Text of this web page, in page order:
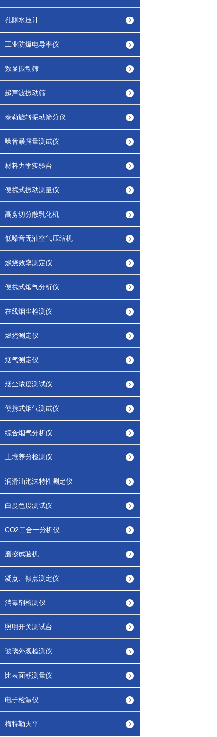
孔隙水压计
工业防爆电导率仪
数显振动筛
超声波振动筛
泰勒旋转振动筛分仪
噪音暴露量测试仪
材料力学实验台
便携式振动测量仪
高剪切分散乳化机
低噪音无油空气压缩机
燃烧效率测定仪
便携式烟气分析仪
在线烟尘检测仪
燃烧测定仪
烟气测定仪
烟尘浓度测试仪
便携式烟气测试仪
综合烟气分析仪
土壤养分检测仪
润滑油泡沫特性测定仪
白度色度测试仪
CO2二合一分析仪
磨擦试验机
凝点、倾点测定仪
消毒剂检测仪
照明开关测试台
玻璃外观检测仪
比表面积测量仪
电子检漏仪
梅特勒天平